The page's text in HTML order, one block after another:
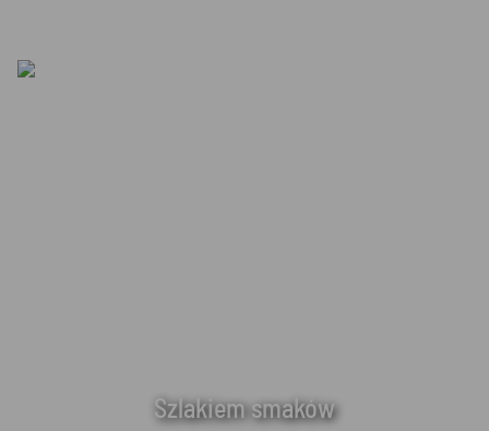
Szlakiem smaków